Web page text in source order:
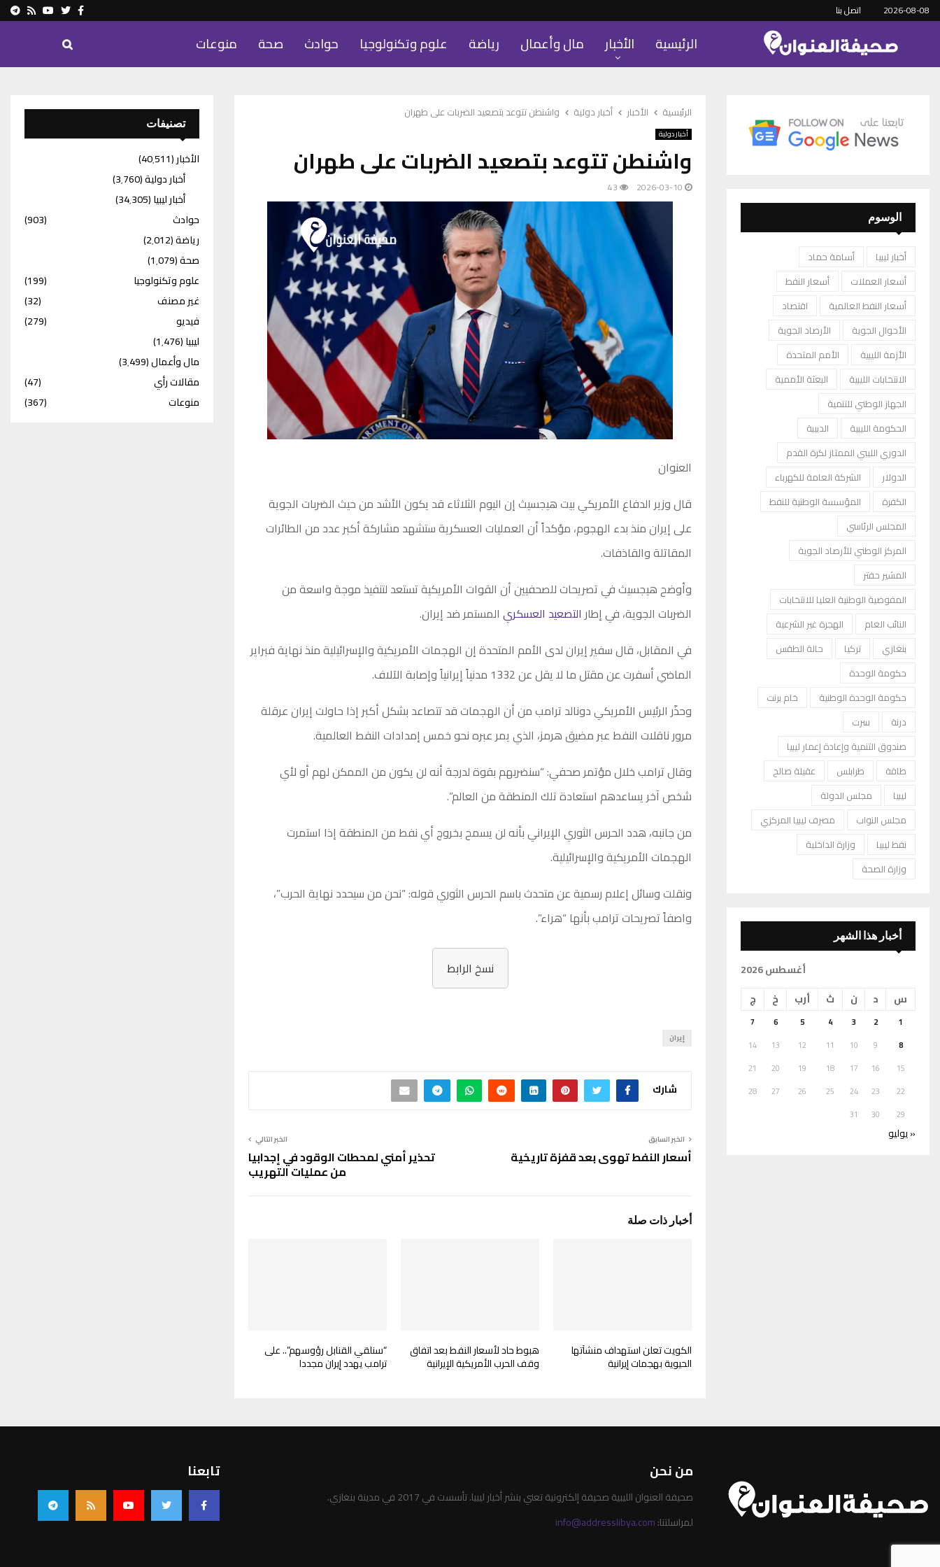
2026-08-08 اتصل بنا Facebook
Twitter
Youtube
Rss
الرئيسية الأخبار مال وأعمال رياضة علوم وتكنولوجيا حوادث صحة منوعات
الرئيسية الأخبار أخبار دولية واشنطن تتوعد بتصعيد الضربات على طهران
أخبار دولية
واشنطن تتوعد بتصعيد الضربات على طهران
2026-03-10
43
العنوان
قال وزير الدفاع الأمريكي بيت هيجسيث إن اليوم الثلاثاء قد يكون الأشد من حيث الضربات الجوية
على إيران منذ بدء الهجوم، مؤكداً أن العمليات العسكرية ستشهد مشاركة أكبر عدد من الطائرات
المقاتلة والقاذفات.
وأوضح هيجسيث في تصريحات للصحفيين أن القوات الأمريكية تستعد لتنفيذ موجة واسعة من
الضربات الجوية، في إطار التصعيد العسكري المستمر ضد إيران.
في المقابل، قال سفير إيران لدى الأمم المتحدة إن الهجمات الأمريكية والإسرائيلية منذ نهاية فبراير
الماضي أسفرت عن مقتل ما لا يقل عن 1332 مدنياً إيرانياً وإصابة الآلاف.
وحذّر الرئيس الأمريكي دونالد ترامب من أن الهجمات قد تتصاعد بشكل أكبر إذا حاولت إيران عرقلة
مرور ناقلات النفط عبر مضيق هرمز، الذي يمر عبره نحو خمس إمدادات النفط العالمية.
وقال ترامب خلال مؤتمر صحفي: “سنضربهم بقوة لدرجة أنه لن يكون من الممكن لهم أو لأي
شخص آخر يساعدهم استعادة تلك المنطقة من العالم”.
من جانبه، هدد الحرس الثوري الإيراني بأنه لن يسمح بخروج أي نفط من المنطقة إذا استمرت
الهجمات الأمريكية والإسرائيلية.
ونقلت وسائل إعلام رسمية عن متحدث باسم الحرس الثوري قوله: “نحن من سيحدد نهاية الحرب”،
واصفاً تصريحات ترامب بأنها “هراء”.
نسخ الرابط
إيران
شارك
الخبر السابق
أسعار النفط تهوي بعد قفزة تاريخية
الخبر التالي
تحذير أمني لمحطات الوقود في إجدابيا
من عمليات التهريب
أخبار ذات صلة
الكويت تعلن استهداف منشآتها
الحيوية بهجمات إيرانية
هبوط حاد لأسعار النفط بعد اتفاق
وقف الحرب الأمريكية الإيرانية
“سنلقي القنابل رؤوسهم”.. على
ترامب يهدد إيران مجددا
الوسوم
أخبار ليبيا
أسامة حماد
أسعار العملات
أسعار النفط
أسعار النفط العالمية
اقتصاد
الأحوال الجوية
الأرصاد الجوية
الأزمة الليبية
الأمم المتحدة
الانتخابات الليبية
البعثة الأممية
الجهاز الوطني للتنمية
الحكومة الليبية
الدبيبة
الدوري الليبي الممتاز لكرة القدم
الدولار
الشركة العامة للكهرباء
الكفرة
المؤسسة الوطنية للنفط
المجلس الرئاسي
المركز الوطني للأرصاد الجوية
المشير حفتر
المفوضية الوطنية العليا للانتخابات
النائب العام
الهجرة غير الشرعية
بنغازي
تركيا
حالة الطقس
حكومة الوحدة
حكومة الوحدة الوطنية
خام برنت
درنة
سرت
صندوق التنمية وإعادة إعمار ليبيا
طاقة
طرابلس
عقيلة صالح
ليبيا
مجلس الدولة
مجلس النواب
مصرف ليبيا المركزي
نفط ليبيا
وزارة الداخلية
وزارة الصحة
أخبار هذا الشهر
أغسطس 2026
س
د ن ث أرب خ ج
1
2
3
4
5
6
7
8
9
10
11
12
13
14
15
16
17
18
19
20
21
22
23
24
25
26
27
28
29
30
31
« يوليو
تصنيفات
الأخبار(40٬511)
أخبار دولية(3٬760)
أخبار ليبيا(34٬305)
حوادث
(903)
رياضة(2٬012)
صحة(1٬079)
علوم وتكنولوجيا
(199)
غير مصنف
(32)
فيديو
(279)
ليبيا(1٬476)
مال وأعمال(3٬499)
مقالات رأي
(47)
منوعات
(367)
من نحن
صحيفة العنوان الليبية صحيفة إلكترونية تعني بنشر أخبار ليبيا. تأسست في 2017 في مدينة بنغازي.
لمراسلتنا:info@addresslibya.com
تابعنا